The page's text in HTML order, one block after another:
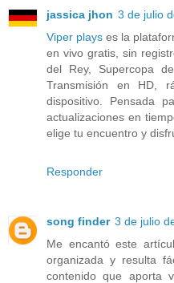
jassica jhon 3 de julio
Viper plays es la
en vivo gratis, sin
del Rey, Supercopa
Transmisión en HD,
dispositivo. Pensada
actualizaciones en
elige tu encuentro y
Responder
song finder 3 de julio
Me encantó este
organizada y resulta
contenido que aporta